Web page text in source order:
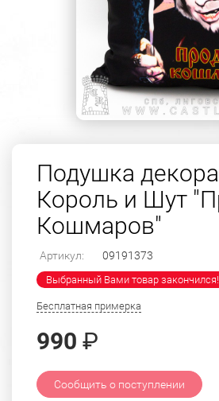
Подушка
Король и Шут
Кошмаров"
Артикул: 09191373
Выбранный Вами товар закончился!
Бесплатная примерка
990 ₽
Сообщить о поступлении